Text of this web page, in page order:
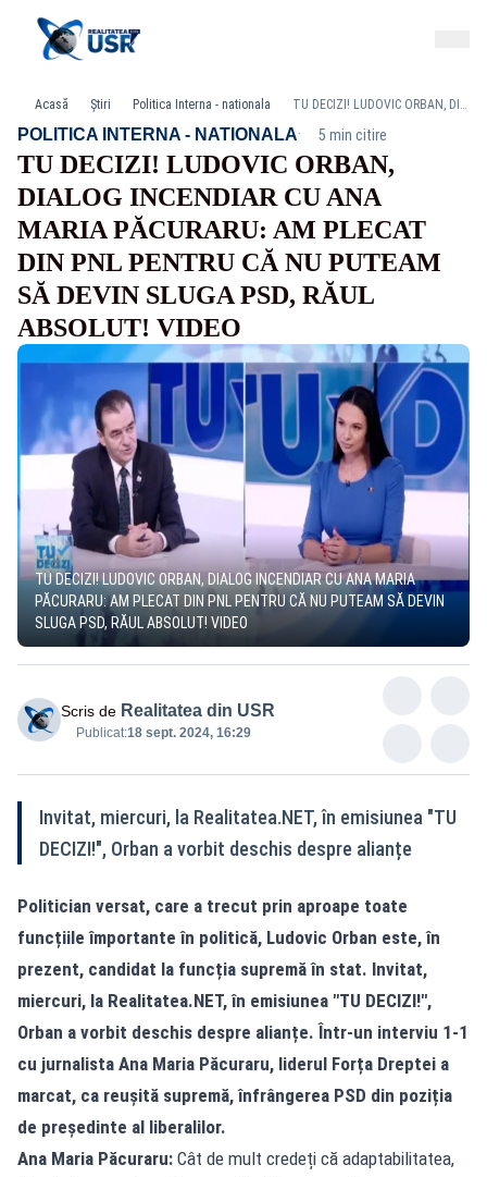
Acasă Știri Politica Interna - nationala TU DECIZI! LUDOVIC ORBAN, DIALOG INCENDIAR CU ANA MARIA PĂCURARU: AM PLECAT DIN PNL PENTRU CĂ NU PUTEAM SĂ DEVIN SLUGA PSD, RĂUL ABSOLUT! VIDEO
POLITICA INTERNA - NATIONALA· 5 min citire
TU DECIZI! LUDOVIC ORBAN,
DIALOG INCENDIAR CU ANA
MARIA PĂCURARU: AM PLECAT
DIN PNL PENTRU CĂ NU PUTEAM
SĂ DEVIN SLUGA PSD, RĂUL
ABSOLUT! VIDEO
TU DECIZI! LUDOVIC ORBAN, DIALOG INCENDIAR CU ANA MARIA
PĂCURARU: AM PLECAT DIN PNL PENTRU CĂ NU PUTEAM SĂ DEVIN
SLUGA PSD, RĂUL ABSOLUT! VIDEO
Scris de Realitatea din USR
Publicat:18 sept. 2024, 16:29
Invitat, miercuri, la Realitatea.NET, în emisiunea "TU
DECIZI!", Orban a vorbit deschis despre alianțe
Politician versat, care a trecut prin aproape toate
funcțiile împortante în politică, Ludovic Orban este, în
prezent, candidat la funcția supremă în stat. Invitat,
miercuri, la Realitatea.NET, în emisiunea "TU DECIZI!",
Orban a vorbit deschis despre alianțe. Într-un interviu 1-1
cu jurnalista Ana Maria Păcuraru, liderul Forța Dreptei a
marcat, ca reușită supremă, înfrângerea PSD din poziția
de președinte al liberalilor.
Ana Maria Păcuraru: Cât de mult credeți că adaptabilitatea,